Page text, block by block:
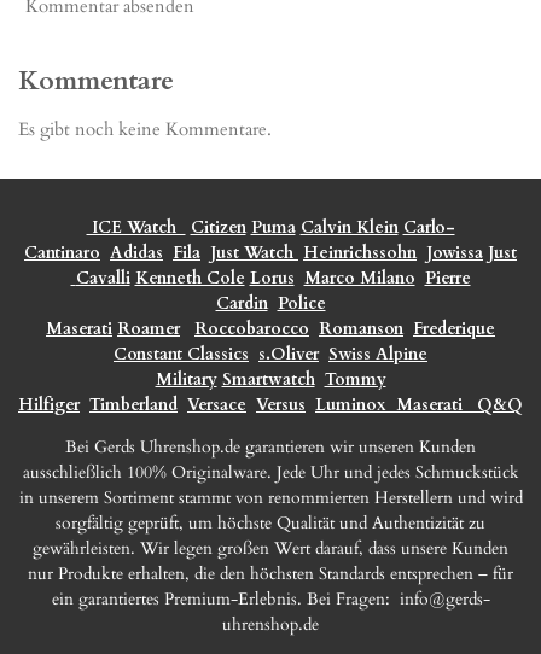
Kommentar absenden
Kommentare
Es gibt noch keine Kommentare.
ICE Watch Citizen Puma Calvin Klein Carlo-
Cantinaro Adidas Fila Just Watch Heinrichssohn Jowissa Just
Cavalli Kenneth Cole Lorus Marco Milano Pierre
Cardin Police
Maserati Roamer Roccobarocco Romanson Frederique
Constant Classics s.Oliver Swiss Alpine
Military Smartwatch Tommy
Hilfiger Timberland Versace Versus Luminox Maserati
Q&Q
Bei Gerds Uhrenshop.de garantieren wir unseren Kunden
ausschließlich 100% Originalware. Jede Uhr und jedes Schmuckstück
in unserem Sortiment stammt von renommierten Herstellern und wird
sorgfältig geprüft, um höchste Qualität und Authentizität zu
gewährleisten. Wir legen großen Wert darauf, dass unsere Kunden
nur Produkte erhalten, die den höchsten Standards entsprechen – für
ein garantiertes Premium-Erlebnis. Bei Fragen: info@gerds-
uhrenshop.de